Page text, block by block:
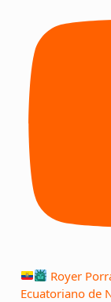
Royer
Ecuatoriano de